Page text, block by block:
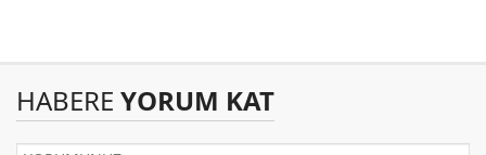
HABERE YORUM KAT